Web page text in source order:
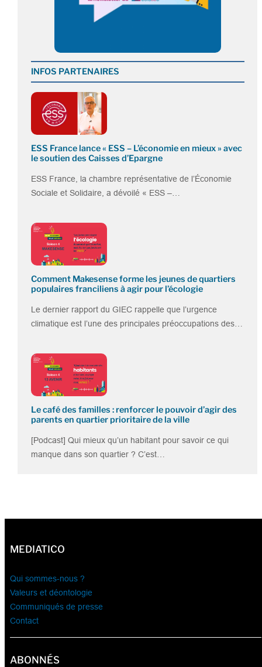
INFOS PARTENAIRES
ESS France lance « ESS – L’économie en mieux » avec
le soutien des Caisses d’Epargne
ESS France, la chambre représentative de l’Économie
Sociale et Solidaire, a dévoilé « ESS –…
Comment Makesense forme les jeunes de quartiers
populaires franciliens à agir pour l’écologie
Le dernier rapport du GIEC rappelle que l’urgence
climatique est l’une des principales préoccupations des…
Le café des familles : renforcer le pouvoir d’agir des
parents en quartier prioritaire de la ville
[Podcast] Qui mieux qu’un habitant pour savoir ce qui
manque dans son quartier ? C’est…
MEDIATICO
Qui sommes-nous ?
Valeurs et déontologie
Communiqués de presse
Contact
ABONNÉS